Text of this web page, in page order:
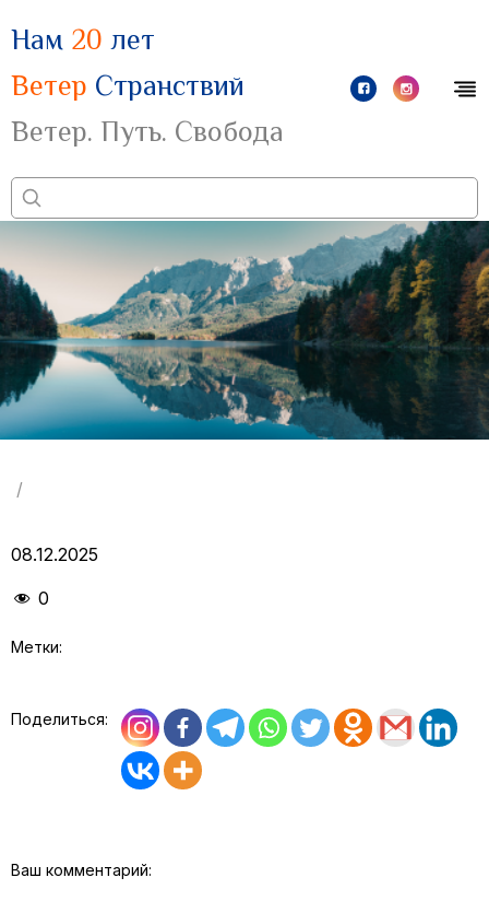
Нам 20 лет
Ветер Странствий
Ветер. Путь. Свобода
/
08.12.2025
0
Метки:
Поделиться:
Ваш комментарий: